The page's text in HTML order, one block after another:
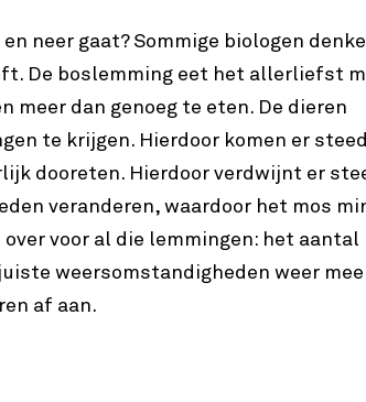
neer gaat? Sommige biologen
De boslemming eet het allerliefst
meer dan genoeg te eten. De dieren
te krijgen. Hierdoor komen er
dooreten. Hierdoor verdwijnt er
veranderen, waardoor het mos
voor al die lemmingen: het aantal
weersomstandigheden weer
af aan.